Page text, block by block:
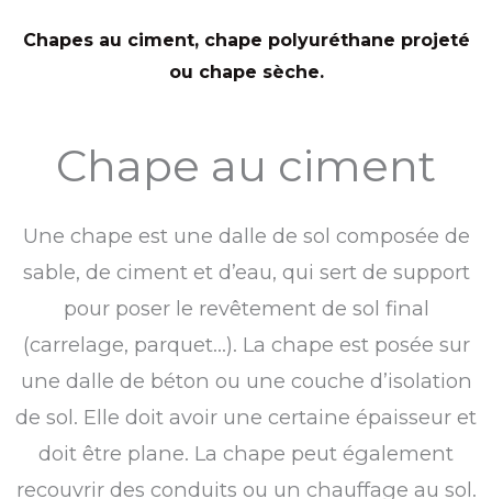
Chapes au ciment, chape polyuréthane projeté
ou chape sèche.
Chape au ciment
Une chape est une dalle de sol composée de
sable, de ciment et d’eau, qui sert de support
pour poser le revêtement de sol final
(carrelage, parquet…). La chape est posée sur
une dalle de béton ou une couche d’isolation
de sol. Elle doit avoir une certaine épaisseur et
doit être plane. La chape peut également
recouvrir des conduits ou un chauffage au sol.